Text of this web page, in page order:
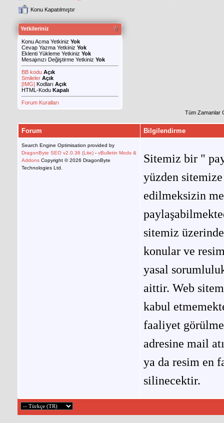
Konu Kapatılmıştır
Yetkileriniz
Konu Acma Yetkiniz Yok
Cevap Yazma Yetkiniz Yok
Eklenti Yükleme Yetkiniz Yok
Mesajınızı Değiştirme Yetkiniz Yok
BB kodu Açık
Smileler Açık
[IMG] Kodları Açık
HTML-Kodu Kapalı
Forum Kuralları
Tüm Zamanlar
Forum Bilgilendirme
Search Engine Optimisation provided by
DragonByte SEO v2.0.36 (Lite) - vBulletin Mods &
Addons Copyright © 2026 DragonByte
Technologies Ltd.
Sitemiz bir "
yüzden
edilmeksizin
sitemiz
konular ve
yasal
aittir. Web
kabul
faaliyet
adresine mail
ya da resim en
silinecektir.